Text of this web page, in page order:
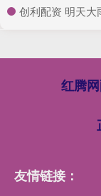
创利配资 明天大雨
红腾
友情链接：